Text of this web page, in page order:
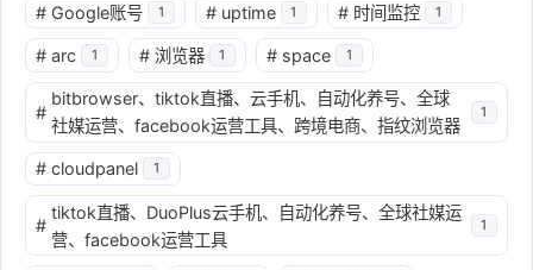
# Google账号 1 # uptime 1 # 时间监控 1
# arc 1 # 浏览器 1 # space 1
#
bitbrowser、tiktok直播、云手机、自动化养号、全球
社媒运营、facebook运营工具、跨境电商、指纹浏览器
1
# cloudpanel 1
#
tiktok直播、DuoPlus云手机、自动化养号、全球社媒运
营、facebook运营工具
1